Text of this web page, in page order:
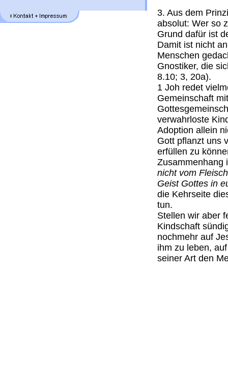
3. Aus dem
absolut: Wer so
Grund dafür ist
Damit ist nicht
Menschen
Gnostiker, die
8.10; 3, 20a).
1 Joh redet
Gemeinschaft
verwahrloste
Adoption allein
Gott pflanzt uns
erfüllen zu
Zusammenhang
nicht vom
Geist Gottes in
die Kehrseite
tun.
Stellen wir aber
Kindschaft
nochmehr auf
ihm zu leben,
seiner Art den